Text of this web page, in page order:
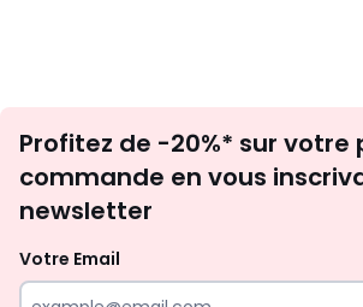
Profitez de -20%* sur votre
commande en vous
newsletter
Votre Email